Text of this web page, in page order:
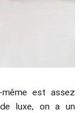
est assez
de luxe, on a un